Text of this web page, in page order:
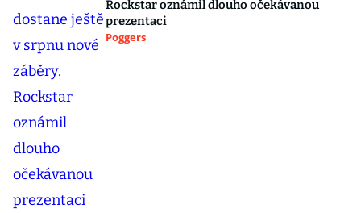
Rockstar oznámil dlouho očekávanou
prezentaci
Poggers